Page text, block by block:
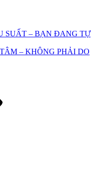
SUẤT – BẠN ĐANG TỰ
– KHÔNG PHẢI DO